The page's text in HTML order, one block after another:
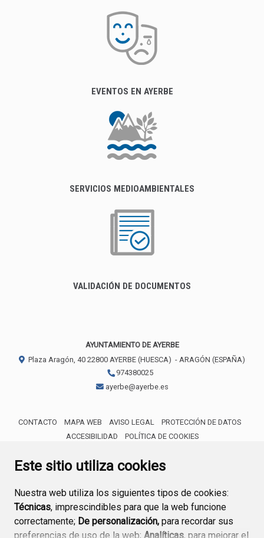
Este sitio utiliza cookies
Nuestra web utiliza los siguientes tipos de cookies:
Técnicas, imprescindibles para que la web funcione
correctamente; De personalización, para recordar sus
preferencias de uso de la web; Analíticas, para mejorar el
EVENTOS EN AYERBE
SERVICIOS MEDIOAMBIENTALES
VALIDACIÓN DE DOCUMENTOS
AYUNTAMIENTO DE AYERBE
Plaza Aragón, 40 22800 AYERBE (HUESCA) - ARAGÓN (ESPAÑA)
974380025
ayerbe@ayerbe.es
CONTACTO MAPA WEB AVISO LEGAL
PROTECCIÓN DE DATOS
ACCESIBILIDAD
POLÍTICA DE COOKIES